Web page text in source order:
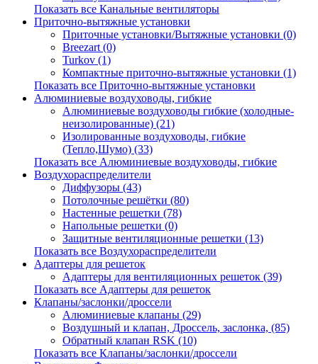
Показать все Канальные вентиляторы
Приточно-вытяжные установки
Приточные установки/Вытяжные установки (0)
Breezart (0)
Turkov (1)
Компактные приточно-вытяжные установки (1)
Показать все Приточно-вытяжные установки
Алюминиевые воздуховоды, гибкие
Алюминиевые воздуховоды гибкие (холодные-
неизолированные) (21)
Изолированные воздуховоды, гибкие
(Тепло,Шумо) (33)
Показать все Алюминиевые воздуховоды, гибкие
Воздухораспределители
Диффузоры (43)
Потолочные решётки (80)
Настенные решетки (78)
Напольные решетки (0)
Защитные вентиляционные решетки (13)
Показать все Воздухораспределители
Адаптеры для решеток
Адаптеры для вентиляционных решеток (39)
Показать все Адаптеры для решеток
Клапаны/заслонки/дроссели
Алюминиевые клапаны (29)
Воздушный и клапан, Дроссель, заслонка, (85)
Обратный клапан RSK (10)
Показать все Клапаны/заслонки/дроссели